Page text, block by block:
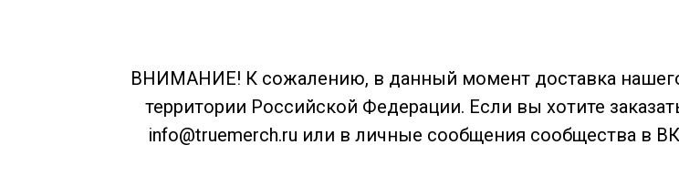
ВНИМАНИЕ! К сожалению, в данный момент доставка нашего
территории Российской Федерации. Если вы хотите
info@truemerch.ru или в личные сообщения сообщества в